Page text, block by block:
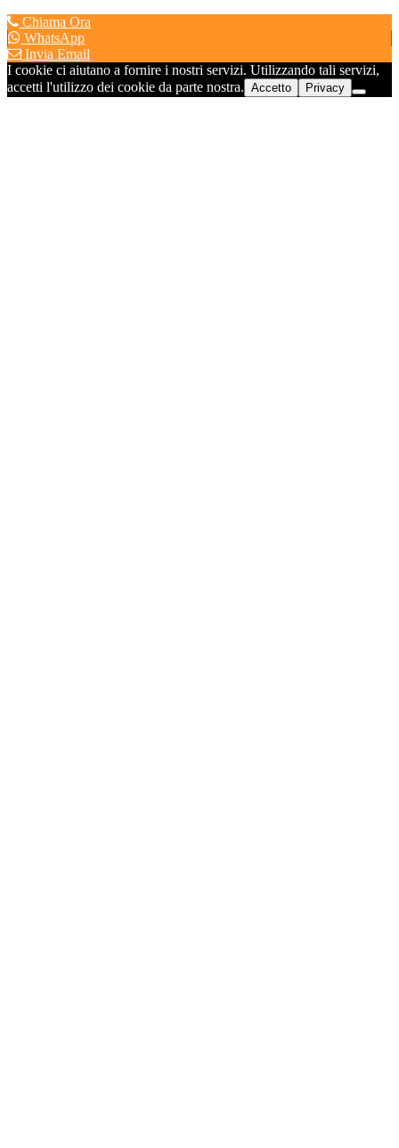
Chiama Ora
WhatsApp
Invia Email
I cookie ci aiutano a fornire i nostri servizi. Utilizzando tali servizi,
accetti l'utilizzo dei cookie da parte nostra. Accetto Privacy